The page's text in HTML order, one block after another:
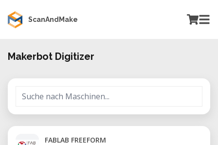
ScanAndMake
Makerbot Digitizer
FABLAB FREEFORM